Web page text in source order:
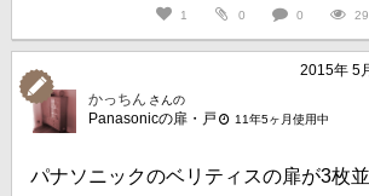
1 0 0
2015年 5
かっちん さんの
Panasonicの扉・戸 11年5ヶ月使用中
パナソニックのベリティスの扉が3枚